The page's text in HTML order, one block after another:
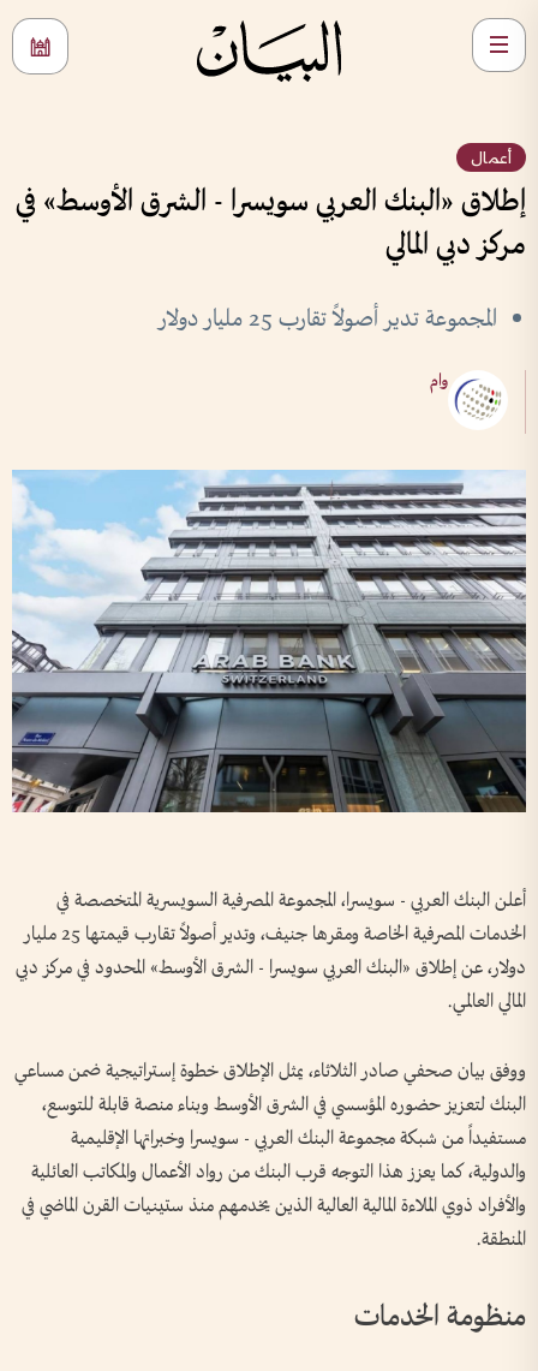
أعمال
إطلاق «البنك العربي سويسرا - الشرق الأوسط» في
مركز دبي المالي
المجموعة تدير أصولاً تقارب 25 مليار دولار
وام
أعلن البنك العربي - سويسرا، المجموعة المصرفية السويسرية المتخصصة في
الخدمات المصرفية الخاصة ومقرها جنيف، وتدير أصولاً تقارب قيمتها 25 مليار
دولار، عن إطلاق «البنك العربي سويسرا - الشرق الأوسط» المحدود في مركز دبي
المالي العالمي.
ووفق بيان صحفي صادر الثلاثاء، يمثل الإطلاق خطوة إستراتيجية ضمن مساعي
البنك لتعزيز حضوره المؤسسي في الشرق الأوسط وبناء منصة قابلة للتوسع،
مستفيداً من شبكة مجموعة البنك العربي - سويسرا وخبراتها الإقليمية
والدولية، كما يعزز هذا التوجه قرب البنك من رواد الأعمال والمكاتب العائلية
والأفراد ذوي الملاءة المالية العالية الذين يخدمهم منذ ستينيات القرن الماضي في
المنطقة.
منظومة الخدمات